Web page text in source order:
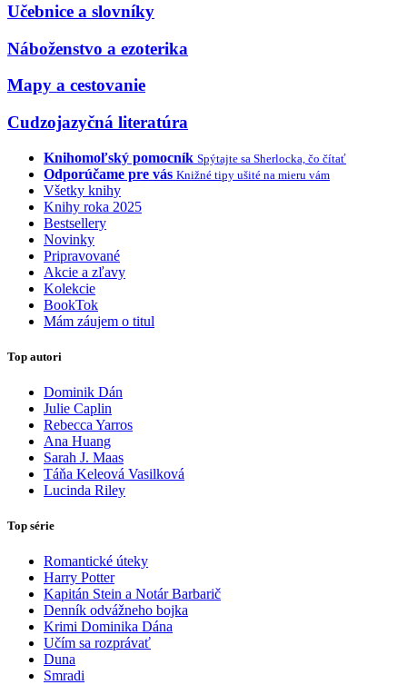
Učebnice a slovníky
Náboženstvo a ezoterika
Mapy a cestovanie
Cudzojazyčná literatúra
Knihomoľský pomocník Spýtajte sa Sherlocka, čo čítať
Odporúčame pre vás Knižné tipy ušité na mieru vám
Všetky knihy
Knihy roka 2025
Bestsellery
Novinky
Pripravované
Akcie a zľavy
Kolekcie
BookTok
Mám záujem o titul
Top autori
Dominik Dán
Julie Caplin
Rebecca Yarros
Ana Huang
Sarah J. Maas
Táňa Keleová Vasilková
Lucinda Riley
Top série
Romantické úteky
Harry Potter
Kapitán Stein a Notár Barbarič
Denník odvážneho bojka
Krimi Dominika Dána
Učím sa rozprávať
Duna
Smradi